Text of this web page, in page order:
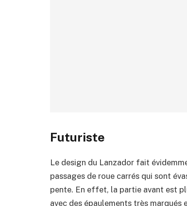
Futuriste
Le design du Lanzador fait
passages de roue carrés qui sont
pente. En effet, la partie avant est
avec des épaulements très marqués